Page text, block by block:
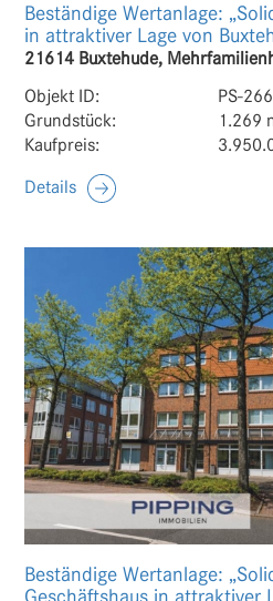
Beständige Wertanlage:
in attraktiver Lage von
21614 Buxtehude,
Objekt ID:
PS-
Grundstück:
1.269
Kaufpreis:
Details
Beständige Wertanlage: